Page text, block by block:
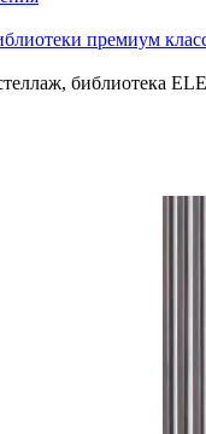
премиум
библиотека